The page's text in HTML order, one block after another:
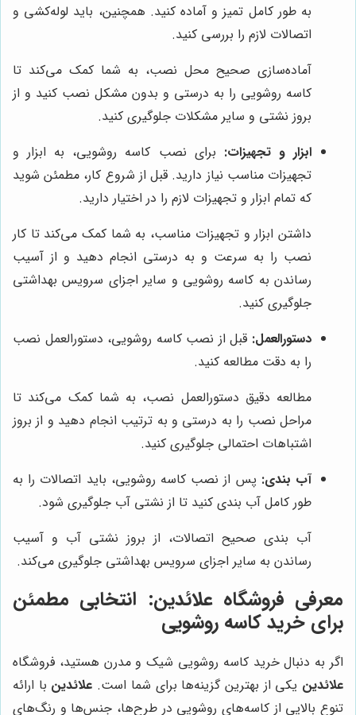
به طور کامل تمیز و آماده کنید. همچنین، باید لوله‌کشی و
اتصالات لازم را بررسی کنید.
آماده‌سازی صحیح محل نصب، به شما کمک می‌کند تا
کاسه روشویی را به درستی و بدون مشکل نصب کنید و از
بروز نشتی و سایر مشکلات جلوگیری کنید.
ابزار و تجهیزات: برای نصب کاسه روشویی، به ابزار و
تجهیزات مناسب نیاز دارید. قبل از شروع کار، مطمئن شوید
که تمام ابزار و تجهیزات لازم را در اختیار دارید.
داشتن ابزار و تجهیزات مناسب، به شما کمک می‌کند تا کار
نصب را به سرعت و به درستی انجام دهید و از آسیب
رساندن به کاسه روشویی و سایر اجزای سرویس بهداشتی
جلوگیری کنید.
دستورالعمل: قبل از نصب کاسه روشویی، دستورالعمل نصب
را به دقت مطالعه کنید.
مطالعه دقیق دستورالعمل نصب، به شما کمک می‌کند تا
مراحل نصب را به درستی و به ترتیب انجام دهید و از بروز
اشتباهات احتمالی جلوگیری کنید.
آب بندی: پس از نصب کاسه روشویی، باید اتصالات را به
طور کامل آب بندی کنید تا از نشتی آب جلوگیری شود.
آب بندی صحیح اتصالات، از بروز نشتی آب و آسیب
رساندن به سایر اجزای سرویس بهداشتی جلوگیری می‌کند.
معرفی فروشگاهعلائدین: انتخابی مطمئن
برای خرید کاسه روشویی
اگر به دنبال خرید کاسه روشویی شیک و مدرن هستید، فروشگاه
علائدین یکی از بهترین گزینه‌ها برای شما است. علائدین با ارائه
تنوع بالایی از کاسه‌های روشویی در طرح‌ها، جنس‌ها و رنگ‌های